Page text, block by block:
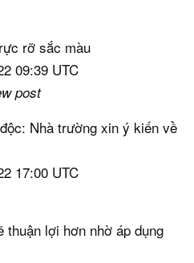
rỡ sắc màu
09:39 UTC
post
Nhà trường xin ý kiến về
17:00 UTC
thuận lợi hơn nhờ áp dụng